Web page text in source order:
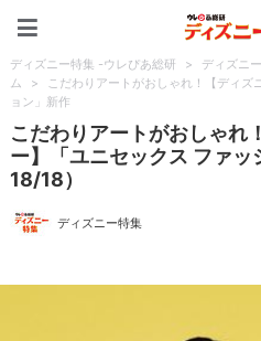
ディズニー特集 -ウレぴあ総研 > ディズニ
ム
>
こだわりアートがおしゃれ！【ディズ
ョン」新作
こだわりアートがおしゃれ
ー】「ユニセックス ファ
18/18）
ディズニー特集